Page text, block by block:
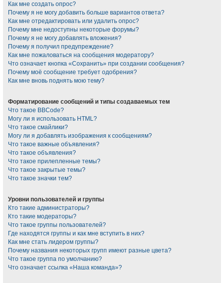
Как мне создать опрос?
Почему я не могу добавить больше вариантов ответа?
Как мне отредактировать или удалить опрос?
Почему мне недоступны некоторые форумы?
Почему я не могу добавлять вложения?
Почему я получил предупреждение?
Как мне пожаловаться на сообщения модератору?
Что означает кнопка «Сохранить» при создании сообщения?
Почему моё сообщение требует одобрения?
Как мне вновь поднять мою тему?
Форматирование сообщений и типы создаваемых тем
Что такое BBCode?
Могу ли я использовать HTML?
Что такое смайлики?
Могу ли я добавлять изображения к сообщениям?
Что такое важные объявления?
Что такое объявления?
Что такое прилепленные темы?
Что такое закрытые темы?
Что такое значки тем?
Уровни пользователей и группы
Кто такие администраторы?
Кто такие модераторы?
Что такое группы пользователей?
Где находятся группы и как мне вступить в них?
Как мне стать лидером группы?
Почему названия некоторых групп имеют разные цвета?
Что такое группа по умолчанию?
Что означает ссылка «Наша команда»?